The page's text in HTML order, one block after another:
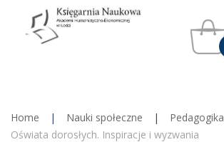
Home | Nauki społeczne | Pedagogika
Oświata dorosłych. Inspiracje i wyzwania